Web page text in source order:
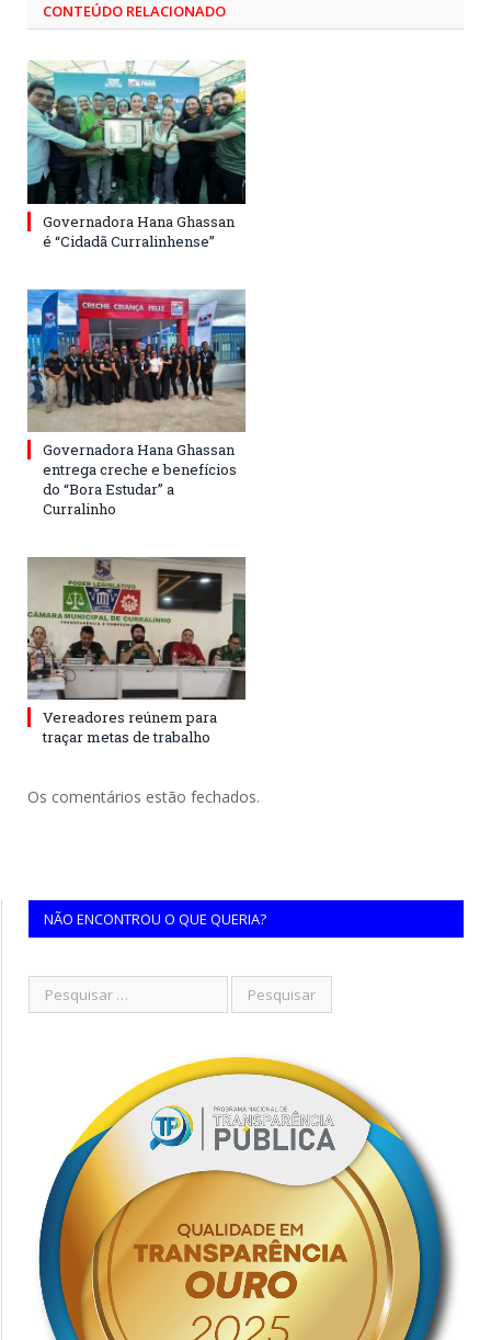
CONTEÚDO RELACIONADO
Governadora Hana Ghassan
é “Cidadã Curralinhense”
Governadora Hana Ghassan
entrega creche e benefícios
do “Bora Estudar” a
Curralinho
Vereadores reúnem para
traçar metas de trabalho
Os comentários estão fechados.
NÃO ENCONTROU O QUE QUERIA?